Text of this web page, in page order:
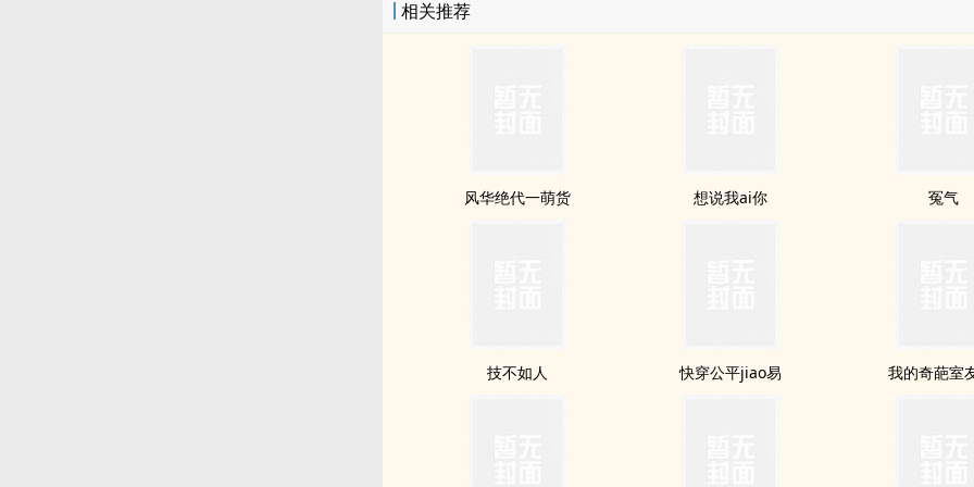
相关推荐
风华绝代一萌货 想说我ai你 冤气
技不如人 快穿公平jiao易 我的奇葩室